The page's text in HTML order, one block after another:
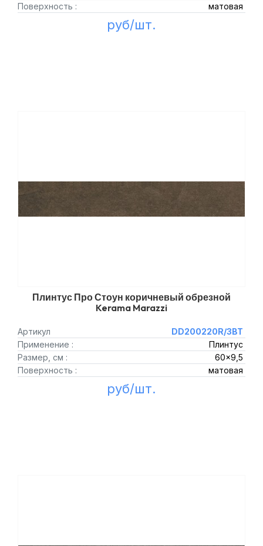
Поверхность :
матовая
руб/шт.
Плинтус Про Стоун коричневый обрезной
Kerama Marazzi
Артикул
DD200220R/3BT
Применение :
Плинтус
Размер, см :
60x9,5
Поверхность :
матовая
руб/шт.